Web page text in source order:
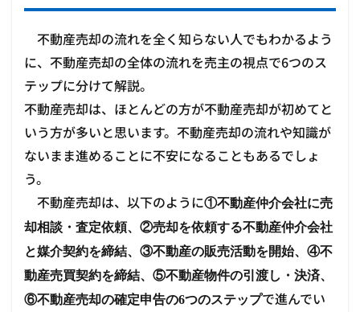
不動産売却の流れを全く知らない人でもわかるよう
に、不動産売却の全体の流れを売主の視点で6つのス
テップに分けて解説。
不動産売却は、ほとんどの方が不動産売却が初めてと
いう方が多いと思います。不動産売却の流れや知識が
ないまま進めることに不安になることもあるでしょ
う。
不動産売却は、以下のように①不動産仲介会社に売
却相談・査定依頼、②売却を依頼する不動産仲介会社
と媒介契約を締結、③不動産の販売活動を開始、④不
動産売買契約を締結、⑤不動産物件の引渡し・決済、
⑥不動産売却の確定申告の6つのステップで進んでい